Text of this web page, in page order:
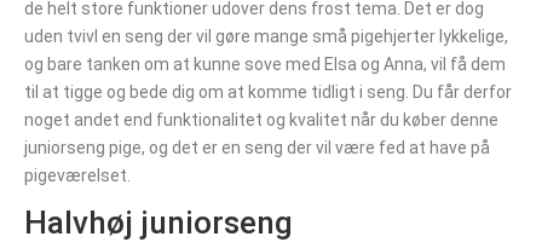
de helt store funktioner udover dens frost tema. Det er dog
uden tvivl en seng der vil gøre mange små pigehjerter lykkelige,
og bare tanken om at kunne sove med Elsa og Anna, vil få dem
til at tigge og bede dig om at komme tidligt i seng. Du får derfor
noget andet end funktionalitet og kvalitet når du køber denne
juniorseng pige, og det er en seng der vil være fed at have på
pigeværelset.
Halvhøj juniorseng